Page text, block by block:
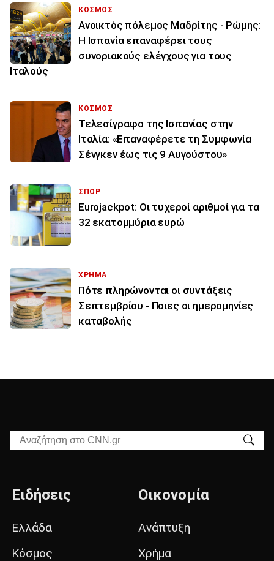
ΚΟΣΜΟΣ
Ανοικτός πόλεμος Μαδρίτης - Ρώμης:
Η Ισπανία επαναφέρει τους
συνοριακούς ελέγχους για τους
Ιταλούς
ΚΟΣΜΟΣ
Τελεσίγραφο της Ισπανίας στην
Ιταλία: «Επαναφέρετε τη Συμφωνία
Σένγκεν έως τις 9 Αυγούστου»
ΣΠΟΡ
Eurojackpot: Οι τυχεροί αριθμοί για τα
32 εκατoμμύρια ευρώ
ΧΡΗΜΑ
Πότε πληρώνονται οι συντάξεις
Σεπτεμβρίου - Ποιες οι ημερομηνίες
καταβολής
Αναζήτηση στο CNN.gr
Ειδήσεις
Ελλάδα
Κόσμος
Οικονομία
Ανάπτυξη
Χρήμα